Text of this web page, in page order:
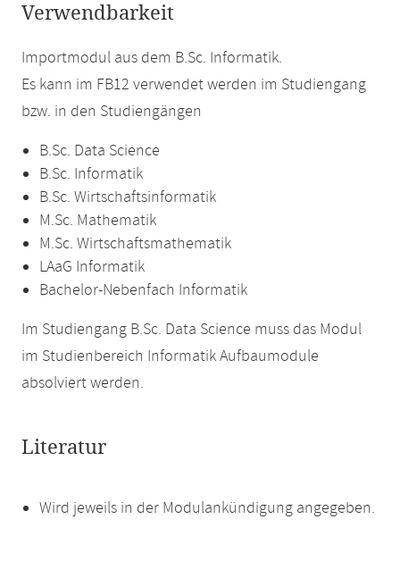
Verwendbarkeit
Importmodul aus dem B.Sc. Informatik.
Es kann im FB12 verwendet werden im Studiengang
bzw. in den Studiengängen
B.Sc. Data Science
B.Sc. Informatik
B.Sc. Wirtschaftsinformatik
M.Sc. Mathematik
M.Sc. Wirtschaftsmathematik
LAaG Informatik
Bachelor-Nebenfach Informatik
Im Studiengang B.Sc. Data Science muss das Modul
im Studienbereich Informatik Aufbaumodule
absolviert werden.
Literatur
Wird jeweils in der Modulankündigung angegeben.